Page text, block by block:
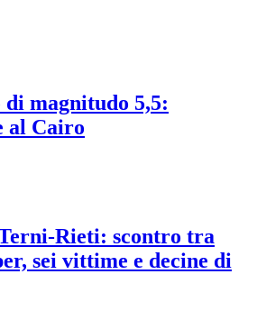
magnitudo 5,5:
al Cairo
Rieti: scontro tra
sei vittime e decine di